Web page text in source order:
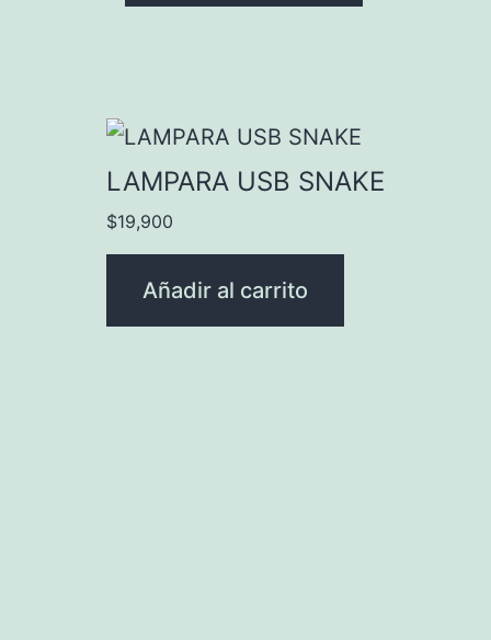
LAMPARA USB SNAKE
$19,900
Añadir al carrito